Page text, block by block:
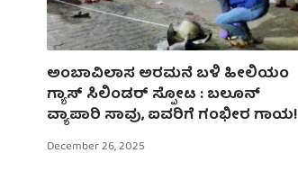
ಅಂಬಾವಿಲಾಸ ಅರಮನೆ ಬಳಿ ಹೀಲಿಯಂ
ಗ್ಯಾಸ್ ಸಿಲಿಂಡರ್ ಸ್ಪೋಟ : ಬಲೂನ್
ವ್ಯಾಪಾರಿ ಸಾವು, ಐವರಿಗೆ ಗಂಭೀರ ಗಾಯ!
December 26, 2025